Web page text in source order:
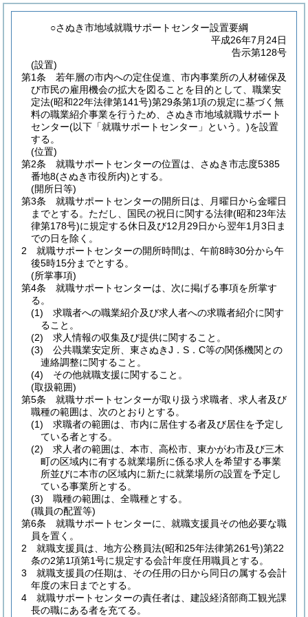
○さぬき市地域就職サポートセンター設置要綱
平成26年7月24日
告示第128号
(設置)
第1条
若年層の市内への定住促進、市内事業所の人材確保及
び市民の雇用機会の拡大を図ることを目的として、職業安
定法(昭和22年法律第141号)第29条第1項の規定に基づく無
料の職業紹介事業を行うため、さぬき市地域就職サポート
センター(以下「就職サポートセンター」という。)を設置
する。
(位置)
第2条
就職サポートセンターの位置は、さぬき市志度5385
番地8(さぬき市役所内)とする。
(開所日等)
第3条
就職サポートセンターの開所日は、月曜日から金曜日
までとする。 ただし、国民の祝日に関する法律(昭和23年法
律第178号)に規定する休日及び12月29日から翌年1月3日ま
での日を除く。
2
就職サポートセンターの開所時間は、午前8時30分から午
後5時15分までとする。
(所掌事項)
第4条
就職サポートセンターは、次に掲げる事項を所掌す
る。
(1)
求職者への職業紹介及び求人者への求職者紹介に関す
ること。
(2)
求人情報の収集及び提供に関すること。
(3)
公共職業安定所、東さぬきJ．S．C等の関係機関との
連絡調整に関すること。
(4)
その他就職支援に関すること。
(取扱範囲)
第5条
就職サポートセンターが取り扱う求職者、求人者及び
職種の範囲は、次のとおりとする。
(1)
求職者の範囲は、市内に居住する者及び居住を予定し
ている者とする。
(2)
求人者の範囲は、本市、高松市、東かがわ市及び三木
町の区域内に有する就業場所に係る求人を希望する事業
所並びに本市の区域内に新たに就業場所の設置を予定し
ている事業所とする。
(3)
職種の範囲は、全職種とする。
(職員の配置等)
第6条
就職サポートセンターに、就職支援員その他必要な職
員を置く。
2
就職支援員は、地方公務員法(昭和25年法律第261号)第22
条の2第1項第1号に規定する会計年度任用職員とする。
3
就職支援員の任期は、その任用の日から同日の属する会計
年度の末日までとする。
4
就職サポートセンターの責任者は、建設経済部商工観光課
長の職にある者を充てる。